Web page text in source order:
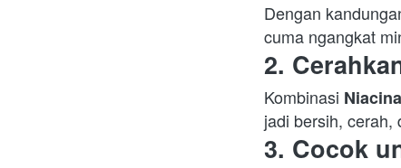
Dengan
cuma ngangkat
2.
Kombinasi
jadi bersih, cerah,
3. Cocok